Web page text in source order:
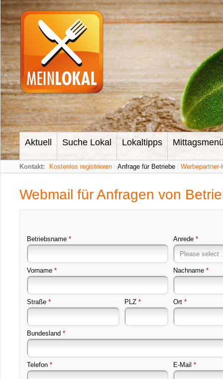
Aktuell Suche Lokal Lokaltipps
Kontakt: Kostenlos registrieren Anfrage für Betriebe
Webmail für Anfragen von
Betriebsname * Anrede *
Vorname * Nachname *
Straße * PLZ * Ort *
Bundesland *
Telefon * E-Mail *